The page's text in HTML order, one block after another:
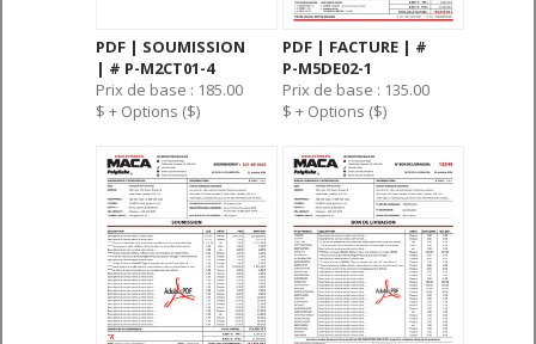
PDF | SOUMISSION
| # P-M2CT01-4
Prix de base : 185.00
$ + Options ($)
PDF | FACTURE | #
P-M5DE02-1
Prix de base : 135.00
$ + Options ($)